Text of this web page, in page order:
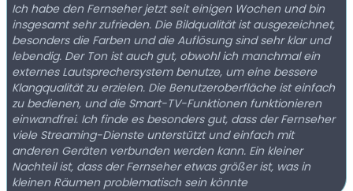
Ich habe den Fernseher jetzt seit einigen Wochen und bin
insgesamt sehr zufrieden. Die Bildqualität ist ausgezeichnet,
besonders die Farben und die Auflösung sind sehr klar und
lebendig. Der Ton ist auch gut, obwohl ich manchmal ein
externes Lautsprechersystem benutze, um eine bessere
Klangqualität zu erzielen. Die Benutzeroberfläche ist einfach
zu bedienen, und die Smart-TV-Funktionen funktionieren
einwandfrei. Ich finde es besonders gut, dass der Fernseher
viele Streaming-Dienste unterstützt und einfach mit
anderen Geräten verbunden werden kann. Ein kleiner
Nachteil ist, dass der Fernseher etwas größer ist, was in
kleinen Räumen problematisch sein könnte